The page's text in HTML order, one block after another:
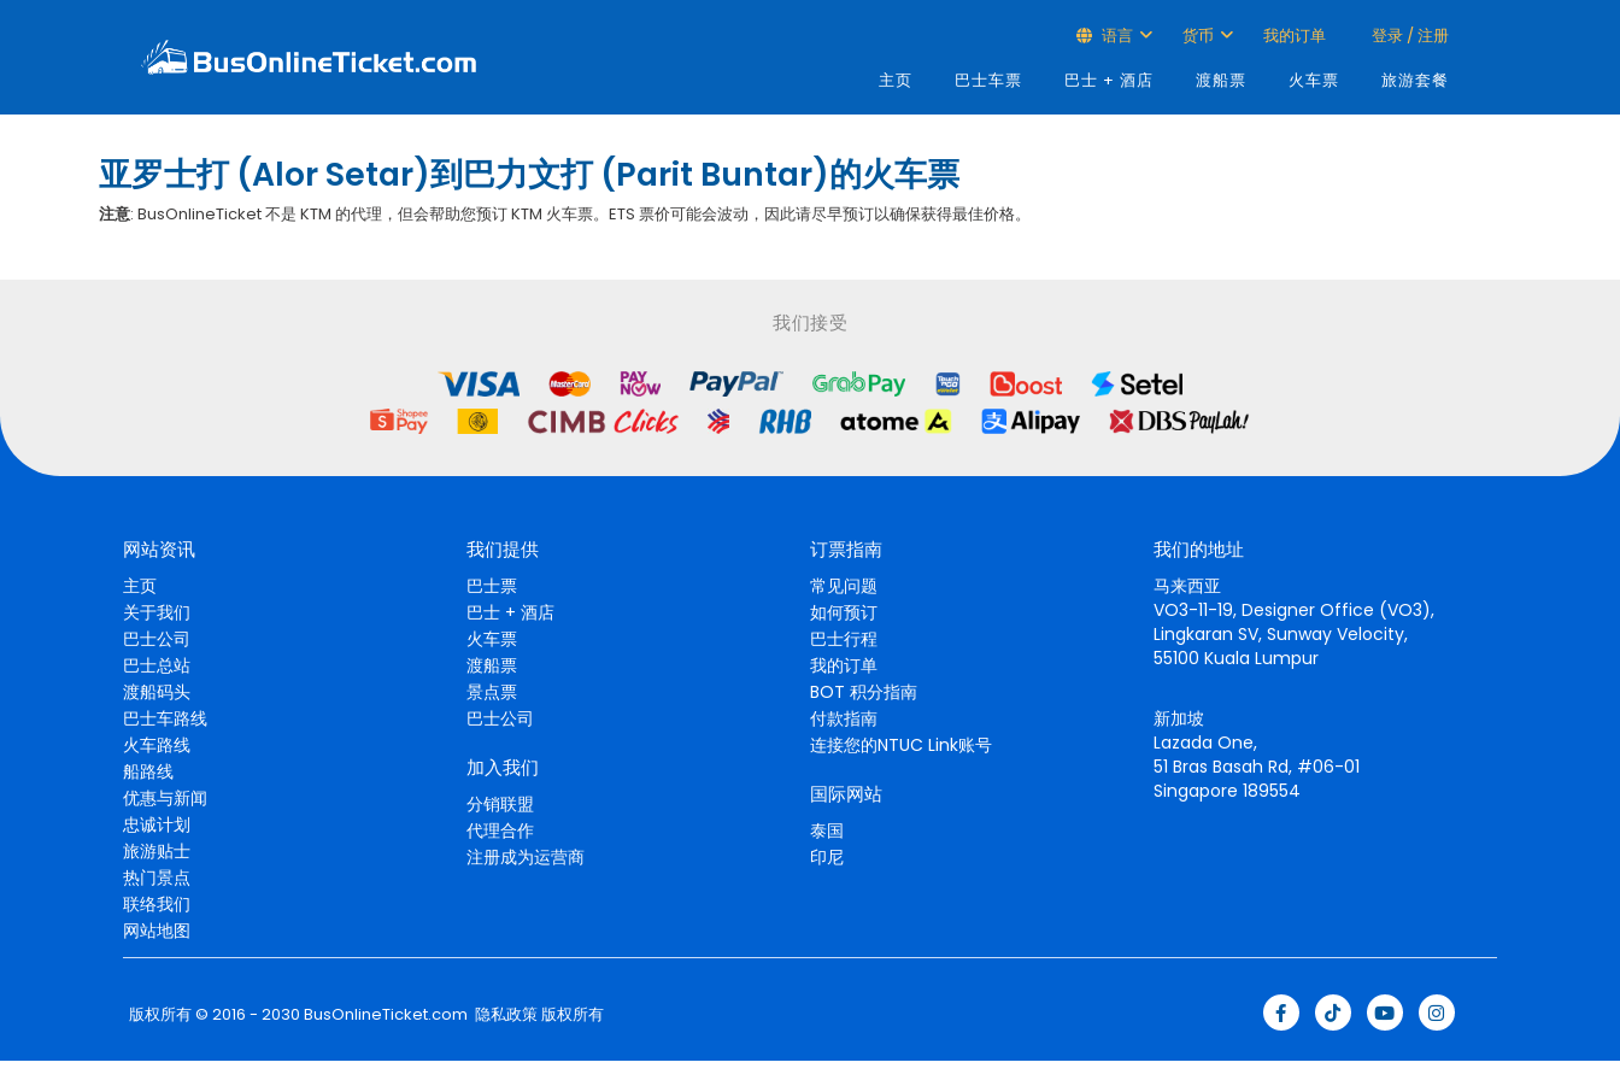
语言 货币 我的订单
登录 / 注册
主页
巴士车票 巴士 + 酒店 渡船票 火车票 旅游套餐
亚罗士打 (Alor Setar)到巴力文打 (Parit Buntar)的火车票
注意: BusOnlineTicket 不是 KTM 的代理，但会帮助您预订 KTM 火车票。ETS 票价可能会波动，因此请尽早预订以确保获得最佳价格。
我们接受
网站资讯
主页
关于我们
巴士公司
巴士总站
渡船码头
巴士车路线
火车路线
船路线
优惠与新闻
忠诚计划
旅游贴士
热门景点
联络我们
网站地图
我们提供
巴士票
巴士 + 酒店
火车票
渡船票
景点票
巴士公司
加入我们
分销联盟
代理合作
注册成为运营商
订票指南
常见问题
如何预订
巴士行程
我的订单
BOT 积分指南
付款指南
连接您的NTUC Link账号
国际网站
泰国
印尼
我们的地址
马来西亚
VO3-11-19, Designer Office (VO3),
Lingkaran SV, Sunway Velocity,
55100 Kuala Lumpur
新加坡
Lazada One,
51 Bras Basah Rd, #06-01
Singapore 189554
版权所有 © 2016 - 2030 BusOnlineTicket.com 隐私政策版权所有